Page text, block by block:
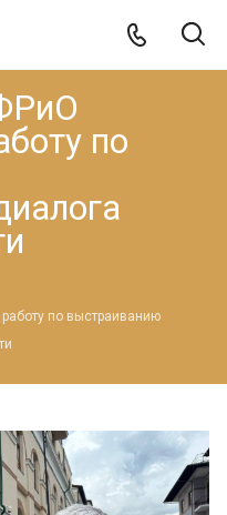
по
по выстраиванию